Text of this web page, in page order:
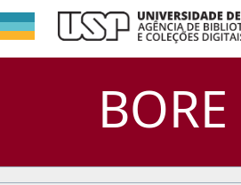
BORE
Filtrar
Assunto
DSpace/Manakin +